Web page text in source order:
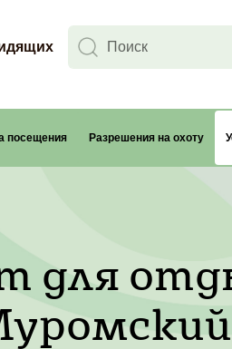
посещения Разрешения на охоту
для